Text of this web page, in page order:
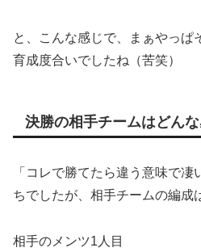
と、こんな感じで、まぁやっぱ
育成度合いでしたね（苦笑）
決勝の相手チームはどんな
「コレで勝てたら違う意味で
ちでしたが、相手チームの編成
相手のメンツ1人目